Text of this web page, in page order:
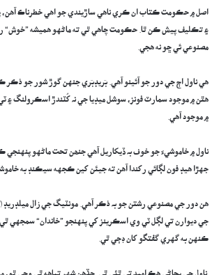
​اصل ۾ حڪومت ڪتاب ان ڪري ناهي ساڙيندي جو اهي خطرناڪ آهن،
۽ تڪليف پيش ڪن ٿا. حڪومت چاهي ٿي ته ماڻهو هميشه ”خوش“
مصنوعي ئي ڇو نه هجي.
​هي ناول اڄ جي دور جو آئينو آهي. بَريڊبَري جنهن گوڙ شور جو ذڪر
هٿن ۾ موجود سمارٽ فونز، سوشل ميڊيا جي نہ کُٽندڙ اسڪرولنگ
۾ موجود آهي.
​ناول ۾ خاموشيءَ جو خوف بہ ڏيکاريل آھي جنھن تحت ماڻهو
جهڙا هيڊ فون لڳائي رکندا آهن ته جيئن کين ڪجهه سيڪنڊ به
جي ديوارن تي لڳل ٽي وي اسڪرينز کي پنهنجو ”خاندان“ سمجهي
ڪنهن به گهري گفتگو کان ڊڄي ٿي.